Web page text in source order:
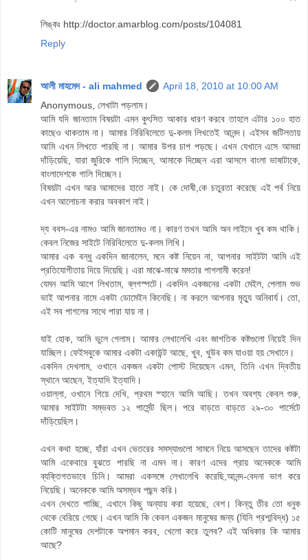
লিঙ্কঃ http://doctor.amarblog.com/posts/104081
Reply
আলী মাহমেদ - ali mahmed
April 18, 2010 at 10:00 AM
Anonymous, লেখাটা পড়লাম।
আমি যদি জানতাম বিষয়টা এমন কুৎসিত আকার ধারণ করবে তাহলে এটার ১০০ হাত
কাছেও থাকতাম না। আমার নিরিবিলেতে দু-কলম লিখতেই আনন্দ। এইসব জটিলতায়
আমি এখন লিখতে পারছি না। আমার উপর চাপ পড়ছে। এখন যেখানে এসে আমরা
দাঁড়িয়েছি, যারা জুরিকে গালি দিচ্ছেন, আমাকে দিচ্ছেন এরা আসলে বাংলা ভাষাটাকে,
বাংলাদেশকে গালি দিচ্ছেন।
বিষয়টা এখন আর আমাদের হাতে নাই। কে দোষী,কে চতুরতা করেছে এই পর্ব নিয়ে
এখন আলোচনা করার অবকাশ নাই।
দ্য ববস-এর নামও আমি জানতামও না। কারণ তখন আমি অন লাইনে খুব কম থাকি।
কেবল নিজের সাইটে নিরিবিলেতে দু-কলম লিখি।
আমার এক বন্ধু একদিন জানালেন, মনে কষ্ট নিয়েন না, আপনার সাইটটা আমি এই
প্রতিযোগীতায় দিয়ে দিয়েছি। এরা মাঝে-মাঝে মমতার পাগলামী করেন!
যেমন আমি আগে লিখতাম, ব্লগস্পটে। একদিন একজনের একটা মেইল, পেলাম শুভ
ভাই আপনার নামে একটা ডোমেইন কিনেছি। না করলে আপনার মৃত্যু অনিবার্য। তো,
এই সব পাগলের সাথে পারা যায় না।
যাই হোক, আমি ভুলে গেলাম। আমার লেখালেখি এবং জাগতিক কষ্টগুলো নিয়েই দিন
যাচ্ছিল। ফেইসবুকে আমার একটা একাউন্ট আছে, খুব, খুউব কম যাওয়া হয় সেখানে।
একদিন দেখলাম, ওখানে একজন একটা পোস্ট দিয়েছেন এমন, তিনি এখন দ্বিতীয়
স্থানে আছেন, ইত্যাদি ইত্যাদি।
ওয়াল্লা, ওখানে গিয়ে দেখি, প্রথম স্হানে আমি আছি। তখন অবশ্য কেবল শুরু,
আমার সাইটটা সম্ভবত ১২ পার্সেন্ট ছিল। পরে বাড়তে বাড়তে ২৯-৩০ পার্সেটে
দাঁড়িয়েছিল।
এখন কথা হচ্ছে, যাঁরা এখন ভেতরের সমস্যাগুলো সামনে নিয়ে আসছেন তাদের কষ্টটা
আমি একেবারে বুঝতে পারছি না এমন না। কারণ এদের প্রায় অনেককে আমি
ব্যক্তিগতভাবে চিনি। আমরা একসঙ্গে লেখালেখি করেছি,আনন্দ-বেদনা ভাগ করে
নিয়েছি। অনেককে আমি অসম্ভব পছন্দ করি।
এখন দেখতে পাচ্ছি, এখানে কিছু অন্যায় করা হয়েছে, বেশ। কিন্তু তীর তো ধনুক
থেকে বেরিয়ে গেছে। এখন আমি কি কেবল একজন মানুষের জন্য (যিনি প্রশ্মবিদ্ধ) ১৫
কোটি মানুষের দেশটাকে অপমান করব, খেলো করে তুলব? এই অধিকার কি আমার
আছে?